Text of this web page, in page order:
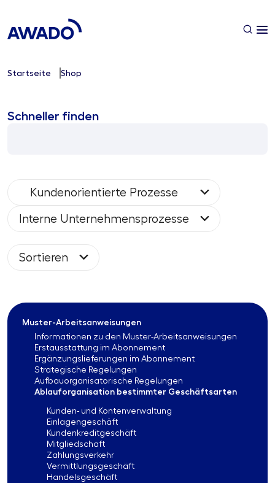
Startseite Shop
Schneller finden
Kundenorientierte Prozesse
Interne Unternehmensprozesse
Sortieren
Muster-Arbeitsanweisungen
Informationen zu den Muster-Arbeitsanweisungen
Erstausstattung im Abonnement
Ergänzungslieferungen im Abonnement
Strategische Regelungen
Aufbauorganisatorische Regelungen
Ablauforganisation bestimmter Geschäftsarten
Kunden- und Kontenverwaltung
Einlagengeschäft
Kundenkreditgeschäft
Mitgliedschaft
Zahlungsverkehr
Vermittlungsgeschäft
Handelsgeschäft